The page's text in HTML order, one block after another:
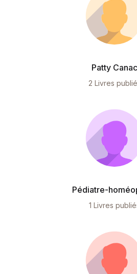
Patty Canac
2 Livres
Pédiatre-
1 Livres